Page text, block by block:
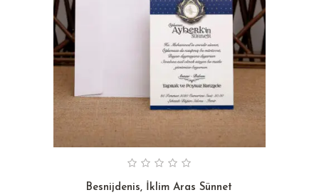
Besnijdenis, İklim Aras Sünnet